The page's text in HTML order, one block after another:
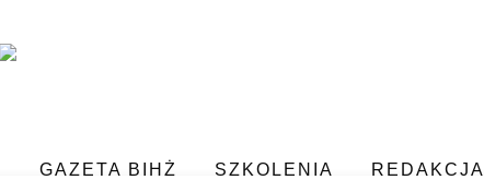
GAZETA BIHŻ SZKOLENIA REDAKCJA